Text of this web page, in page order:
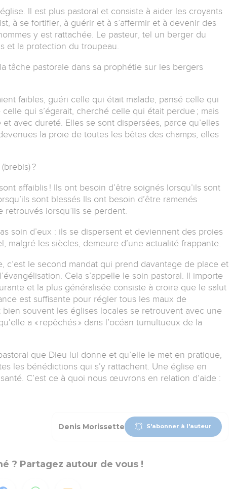
Il est plus pastoral et consiste à aider les croyants
à se fortifier, à guérir et à s’affermir et à devenir des
y est rattachée. Le pasteur, tel un berger du
et la protection du troupeau.
tâche pastorale dans sa prophétie sur les bergers
faibles, guéri celle qui était malade, pansé celle qui
qui s’égarait, cherché celle qui était perdue ; mais
avec dureté. Elles se sont dispersées, parce qu’elles
la proie de toutes les bêtes des champs, elles
?
affaiblis ! Ils ont besoin d’être soignés lorsqu’ils sont
sont blessés Ils ont besoin d’être ramenés
retrouvés lorsqu’ils se perdent.
soin d’eux : ils se dispersent et deviennent des proies
malgré les siècles, demeure d’une actualité frappante.
c’est le second mandat qui prend davantage de place et
Cela s’appelle le soin pastoral. Il importe
et la plus généralisée consiste à croire que le salut
est suffisante pour régler tous les maux de
bien souvent les églises locales se retrouvent avec une
a « repêchés » dans l’océan tumultueux de la
que Dieu lui donne et qu’elle le met en pratique,
les bénédictions qui s’y rattachent. Une église en
C’est ce à quoi nous œuvrons en relation d’aide :
Denis Morissette S'abonner à l'auteur
? Partagez autour de vous !